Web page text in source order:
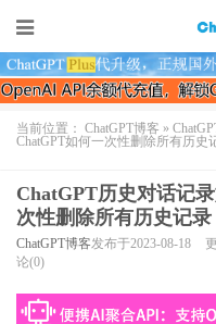
当前位置： ChatGPT博客 »
ChatGPT如何一次性删除所有历史
ChatGPT历史对话记
次性删除所有历史记录
ChatGPT博客发布于2023-08-18
论(0)